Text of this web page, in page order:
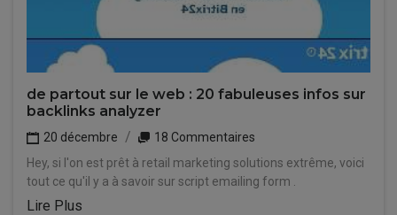
de partout sur le web : 20 fabuleuses infos sur
backlinks analyzer
20 décembre
18 Commentaires
Hey, si l'on est prêt à retail marketing solutions extrême, voici
tout ce qu'il y a à savoir sur script emailing form .
Lire Plus